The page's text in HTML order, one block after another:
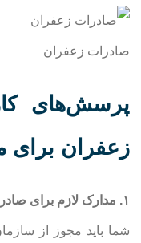
صادرات زعفران
پرسش‌های
زعفران برای
۱. مدارک لازم برای صادرات زعفران چیست؟
شما باید مجوز از